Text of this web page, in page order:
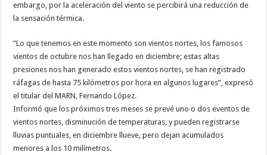
embargo, por la aceleración del viento se percibirá una reducción de
la sensación térmica.
“Lo que tenemos en este momento son vientos nortes, los famosos
vientos de octubre nos han llegado en diciembre; estas altas
presiones nos han generado estos vientos nortes, se han registrado
ráfagas de hasta 75 kilómetros por hora en algunos lugares”, expresó
el titular del MARN, Fernando López.
Informó que los próximos tres meses se prevé uno o dos eventos de
vientos nortes, disminución de temperaturas, y pueden registrarse
lluvias puntuales, en diciembre llueve, pero dejan acumulados
menores a los 10 milímetros.